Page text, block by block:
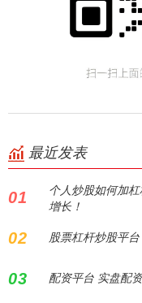
最近发表
01
个人炒股如何加
增长！
02 股票杠杆炒股平
03 配资平台 实盘配